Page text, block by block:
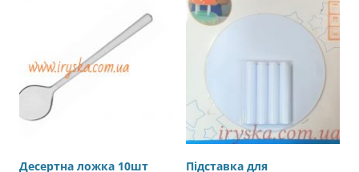
Десертна ложка 10шт Підставка для